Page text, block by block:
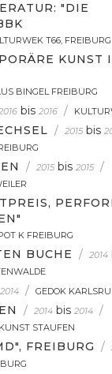
"DIE
T66, FREIBURG
KUNST
BINGEL FREIBURG
bis 2016 /
/ 2015 bis
/ 2015 bis 2015 /
K FREIBURG
BUCHE / 2014
2014 / GEDOK
/ 2014 bis 2014 /
STAUFEN
FREIBURG /